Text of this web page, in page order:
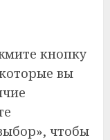
кнопку
вы
чтобы